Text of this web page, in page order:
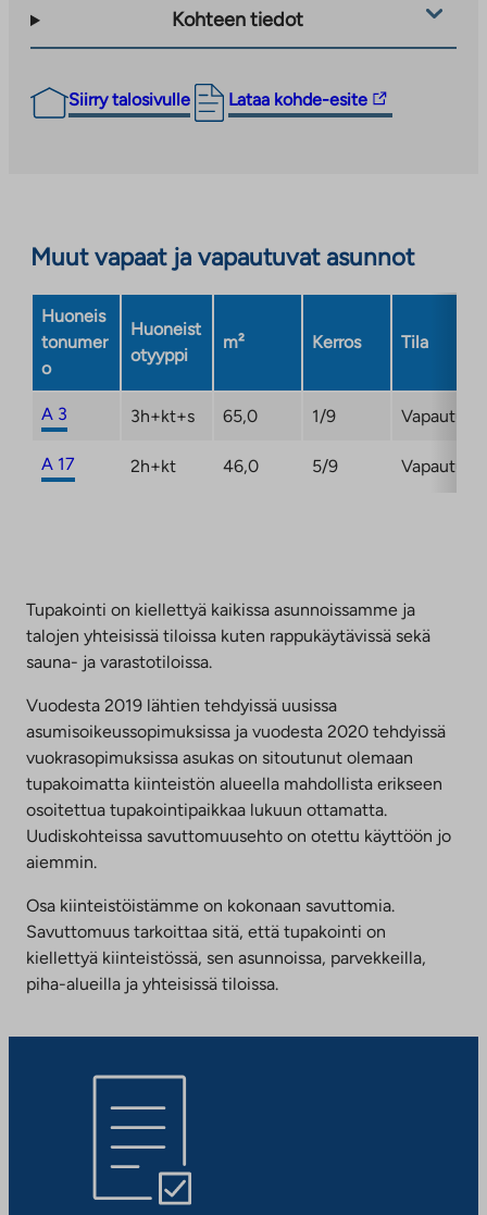
Kohteen tiedot
Siirry talosivulle Lataa kohde-esite
Linkki
uuteen
Muut vapaat ja vapautuvat asunnot
Huoneis
tonumer
o
Huoneist
otyyppi
m² Kerros Tila
A 3 3h+kt+s 65,0 1/9
A 17 2h+kt 46,0 5/9
Tupakointi on kiellettyä kaikissa asunnoissamme ja
talojen yhteisissä tiloissa kuten rappukäytävissä sekä
sauna- ja varastotiloissa.
Vuodesta 2019 lähtien tehdyissä uusissa
asumisoikeussopimuksissa ja vuodesta 2020 tehdyissä
vuokrasopimuksissa asukas on sitoutunut olemaan
tupakoimatta kiinteistön alueella mahdollista erikseen
osoitettua tupakointipaikkaa lukuun ottamatta.
Uudiskohteissa savuttomuusehto on otettu käyttöön jo
aiemmin.
Osa kiinteistöistämme on kokonaan savuttomia.
Savuttomuus tarkoittaa sitä, että tupakointi on
kiellettyä kiinteistössä, sen asunnoissa, parvekkeilla,
piha-alueilla ja yhteisissä tiloissa.